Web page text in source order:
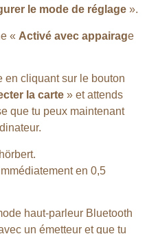
le mode de réglage ».
« Activé avec appairage
en cliquant sur le bouton
la carte » et attends
que tu peux maintenant
en 0,5
haut-parleur Bluetooth
un émetteur et que tu